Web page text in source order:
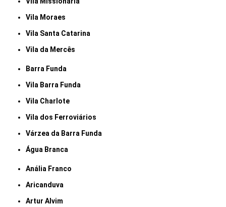
Vila Moraes
Vila Santa Catarina
Vila da Mercês
Barra Funda
Vila Barra Funda
Vila Charlote
Vila dos Ferroviários
Várzea da Barra Funda
Água Branca
Anália Franco
Aricanduva
Artur Alvim